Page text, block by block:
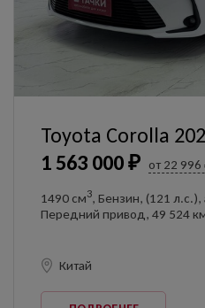
1 563 000 ₽ от 22
Toyota Corolla
1490 см3, Бензин, (121 л.с.),
Передний привод, 49 524
Китай